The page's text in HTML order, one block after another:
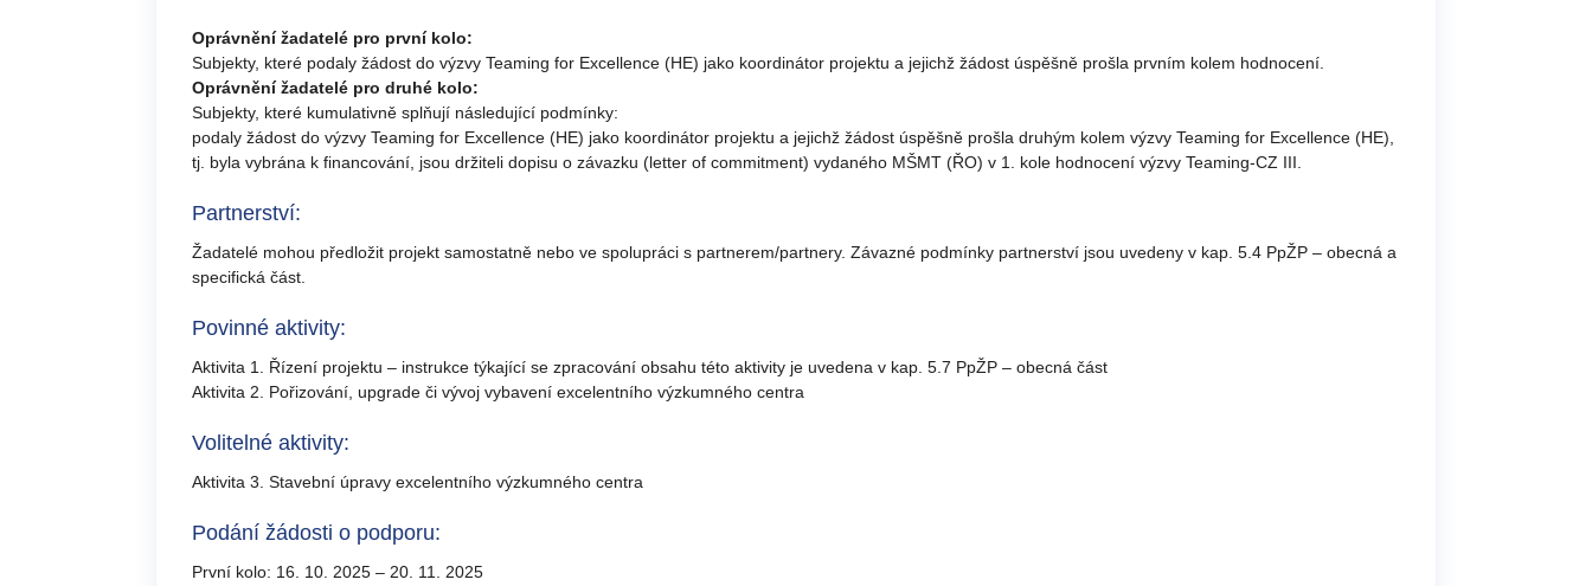
Oprávnění žadatelé pro první kolo:
Subjekty, které podaly žádost do výzvy Teaming for Excellence (HE) jako koordinátor projektu a jejichž žádost úspěšně prošla prvním kolem hodnocení.
Oprávnění žadatelé pro druhé kolo:
Subjekty, které kumulativně splňují následující podmínky:
podaly žádost do výzvy Teaming for Excellence (HE) jako koordinátor projektu a jejichž žádost úspěšně prošla druhým kolem výzvy Teaming for Excellence (HE),
tj. byla vybrána k financování, jsou držiteli dopisu o závazku (letter of commitment) vydaného MŠMT (ŘO) v 1. kole hodnocení výzvy Teaming-CZ III.
Partnerství:
Žadatelé mohou předložit projekt samostatně nebo ve spolupráci s partnerem/partnery. Závazné podmínky partnerství jsou uvedeny v kap. 5.4 PpŽP – obecná a
specifická část.
Povinné aktivity:
Aktivita 1. Řízení projektu – instrukce týkající se zpracování obsahu této aktivity je uvedena v kap. 5.7 PpŽP – obecná část
Aktivita 2. Pořizování, upgrade či vývoj vybavení excelentního výzkumného centra
Volitelné aktivity:
Aktivita 3. Stavební úpravy excelentního výzkumného centra
Podání žádosti o podporu:
První kolo: 16. 10. 2025 – 20. 11. 2025